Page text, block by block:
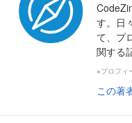
す。日
て、プ
関する
※プロフィ
この著